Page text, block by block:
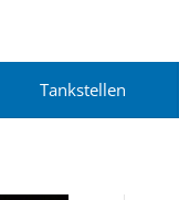
Tankstellen